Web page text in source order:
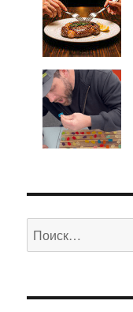
Искать: